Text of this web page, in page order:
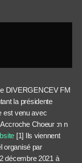
DIVERGENCEV FM
la présidente
est venu avec
Choeur :n n
[1] Ils viennent
organisé par
décembre 2021 à